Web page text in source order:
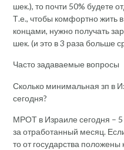
шек.), то почти 50% будете
Т.е., чтобы комфортно жить
концами, нужно получать
шек. (и это в 3 раза больше
Часто задаваемые вопросы
Сколько минимальная зп в
сегодня?
МРОТ в Израиле сегодня –
за отработанный месяц.
то от государства